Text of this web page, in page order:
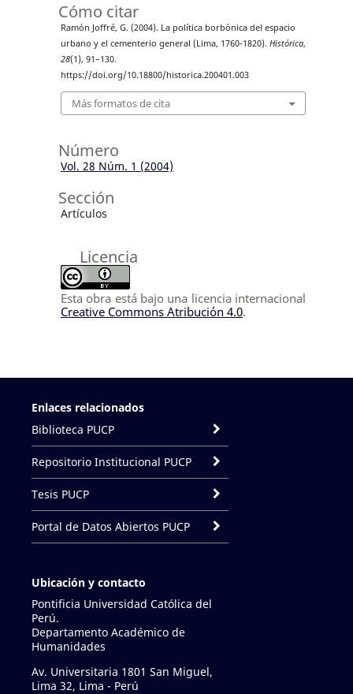
Cómo citar
Ramón Joffré, G. (2004). La política borbónica del espacio
urbano y el cementerio general (Lima, 1760-1820). Histórica,
28(1), 91–130.
https://doi.org/10.18800/historica.200401.003
Más formatos de cita
Número
Vol. 28 Núm. 1 (2004)
Sección
Artículos
Licencia
Esta obra está bajo una licencia internacional
Creative Commons Atribución 4.0.
Enlaces relacionados
Biblioteca PUCP
Repositorio Institucional PUCP
Tesis PUCP
Portal de Datos Abiertos PUCP
Ubicación y contacto
Pontificia Universidad Católica del
Perú.
Departamento Académico de
Humanidades
Av. Universitaria 1801 San Miguel,
Lima 32, Lima - Perú